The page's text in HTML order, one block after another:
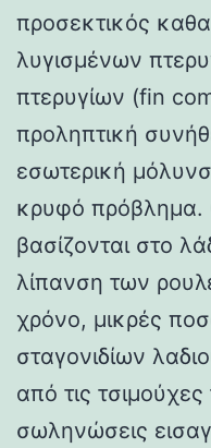
προσεκτικός
λυγισμένων
πτερυγίων (fin
προληπτική
εσωτερική
κρυφό πρόβλημα.
βασίζονται στο
λίπανση των
χρόνο, μικρές
σταγονιδίων
από τις
σωληνώσεις